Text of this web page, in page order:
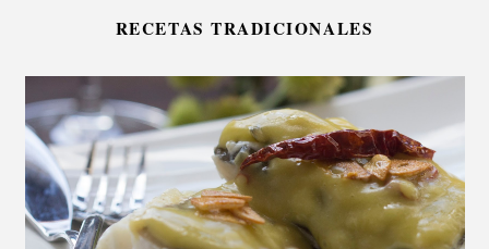
RECETAS TRADICIONALES